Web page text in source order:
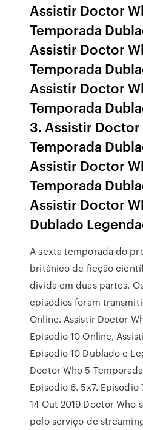
Assistir Doctor
Temporada
Assistir Doctor
Temporada
Assistir Doctor
Temporada
3. Assistir Doctor
Temporada
Assistir Doctor
Temporada
Assistir Doctor
Dublado
A sexta temporada do
britânico de ficção
divida em duas partes.
episódios foram
Online. Assistir Doctor
Episodio 10 Online,
Episodio 10 Dublado e
Doctor Who 5
Episodio 6. 5x7. Episodio
14 Out 2019 Doctor Who
pelo serviço de